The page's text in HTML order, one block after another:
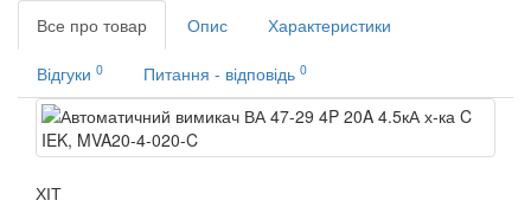
Все про товар Опис Характеристики
Відгуки 0 Питання - відповідь 0
ХІТ